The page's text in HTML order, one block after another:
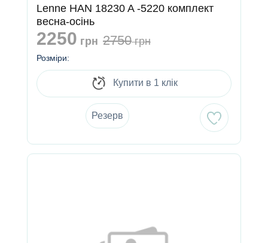
Lenne HAN 18230 A -5220 комплект
весна-осінь
2250 грн 2750грн
Розміри:
Купити в 1 клік
Резерв